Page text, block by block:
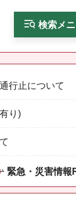
検索メ
行止について
り)
緊急・災害情報